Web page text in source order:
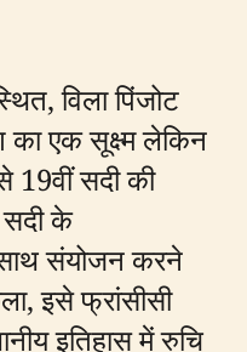
विला पिंजोट
एक सूक्ष्म लेकिन
19वीं सदी की
सदी के
संयोजन करने
इसे फ्रांसीसी
इतिहास में रुचि